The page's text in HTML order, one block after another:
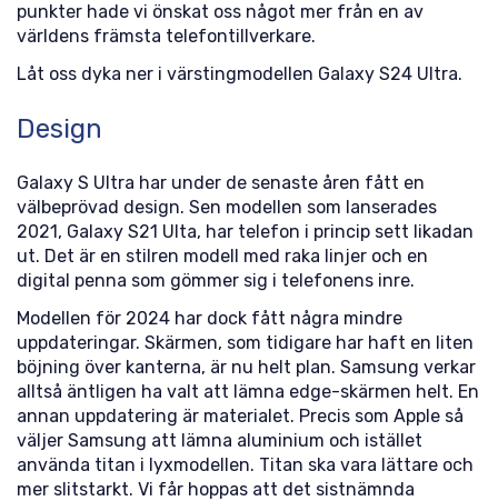
punkter hade vi önskat oss något mer från en av
världens främsta telefontillverkare.
Låt oss dyka ner i värstingmodellen Galaxy S24 Ultra.
Design
Galaxy S Ultra har under de senaste åren fått en
välbeprövad design. Sen modellen som lanserades
2021, Galaxy S21 Ulta, har telefon i princip sett likadan
ut. Det är en stilren modell med raka linjer och en
digital penna som gömmer sig i telefonens inre.
Modellen för 2024 har dock fått några mindre
uppdateringar. Skärmen, som tidigare har haft en liten
böjning över kanterna, är nu helt plan. Samsung verkar
alltså äntligen ha valt att lämna edge-skärmen helt. En
annan uppdatering är materialet. Precis som Apple så
väljer Samsung att lämna aluminium och istället
använda titan i lyxmodellen. Titan ska vara lättare och
mer slitstarkt. Vi får hoppas att det sistnämnda